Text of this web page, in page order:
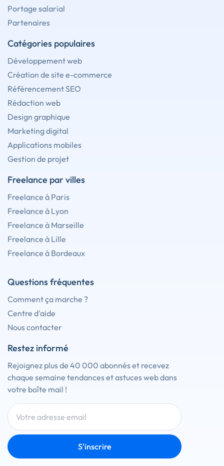
Portage salarial
Partenaires
Catégories populaires
Développement web
Création de site e-commerce
Référencement SEO
Rédaction web
Design graphique
Marketing digital
Applications mobiles
Gestion de projet
Freelance par villes
Freelance à Paris
Freelance à Lyon
Freelance à Marseille
Freelance à Lille
Freelance à Bordeaux
Questions fréquentes
Comment ça marche ?
Centre d'aide
Nous contacter
Restez informé
Rejoignez plus de 40 000 abonnés et recevez
chaque semaine tendances et astuces web dans
votre boîte mail !
S'inscrire